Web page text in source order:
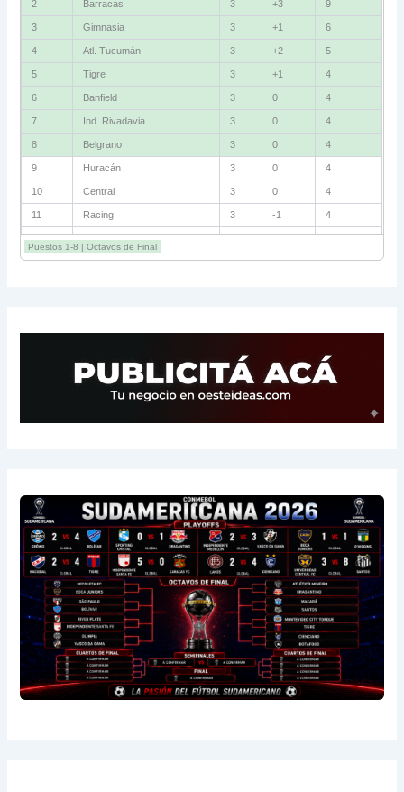
2 Barracas 3 +3 9
3 Gimnasia 3 +1 6
4 Atl. Tucumán 3 +2 5
5 Tigre 3 +1 4
6 Banfield 3 0 4
7 Ind. Rivadavia 3 0 4
8 Belgrano 3 0 4
9 Huracán 3 0 4
10 Central 3 0 4
11 Racing 3 -1 4
12 Estudiantes RC 3 -2 4
13 Sarmiento 3 -1 3
Puestos 1-8 | Octavos de Final